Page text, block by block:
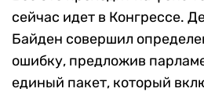
сейчас идет в Конгрессе.
Байден совершил
ошибку, предложив
единый пакет, который